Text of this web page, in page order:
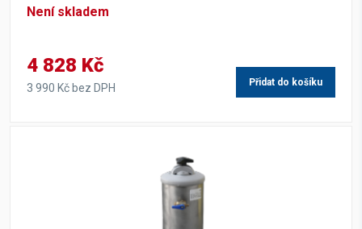
Není skladem
4 828 Kč
3 990 Kč bez DPH Přidat do košíku